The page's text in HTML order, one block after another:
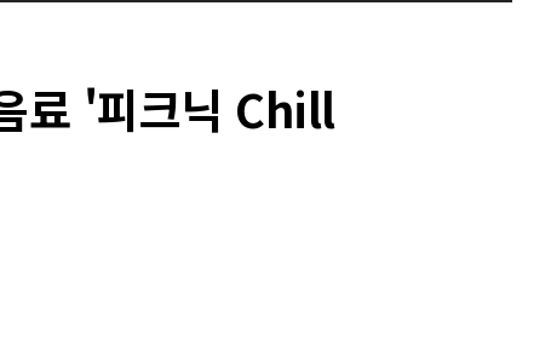
료 '피크닉 Chill